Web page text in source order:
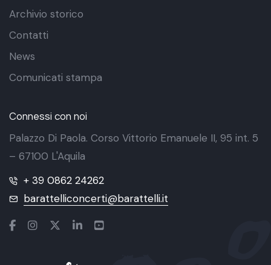
Archivio storico
Contatti
News
Comunicati stampa
Connessi con noi
Palazzo Di Paola. Corso Vittorio Emanuele II, 95 int. 5
– 67100 L'Aquila
+ 39 0862 24262
barattelliconcerti@barattelli.it